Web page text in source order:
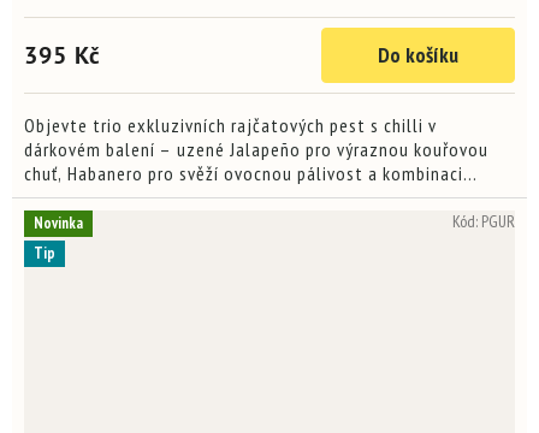
395 Kč Do košíku
Objevte trio exkluzivních rajčatových pest s chilli v
dárkovém balení – uzené Jalapeño pro výraznou kouřovou
chuť, Habanero pro svěží ovocnou pálivost a kombinaci
rozmarýnu s Trinidad Scorpion Moruga pro aromatickou
intenzitu a...
Novinka
Tip
Kód: PGUR